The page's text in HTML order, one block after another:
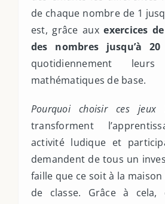
de chaque nombre de 1
est, grâce auxexercices
des nombres jusqu’à 20
quotidiennement leurs
mathématiques de base.
Pourquoi choisir ces jeux
transforment
activité ludique et
demandent de tous un
faille que ce soit à la
de classe. Grâce à cela,